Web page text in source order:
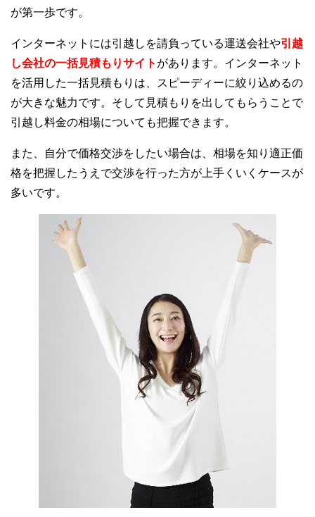
が第一歩です。
インターネットには引越しを請負っている運送会社や引越
し会社の一括見積もりサイト があります。インターネット
を活用した一括見積もりは、スピーディーに絞り込めるの
が大きな魅力です。そして見積もりを出してもらうことで
引越し料金の相場についても把握できます。
また、自分で価格交渉をしたい場合は、相場を知り適正価
格を把握したうえで交渉を行った方が上手くいくケースが
多いです。